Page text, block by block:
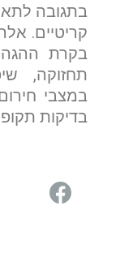
בתגובה
קריטיים.
בקרת ההגה
תחזוקה,
במצבי
בדיקות